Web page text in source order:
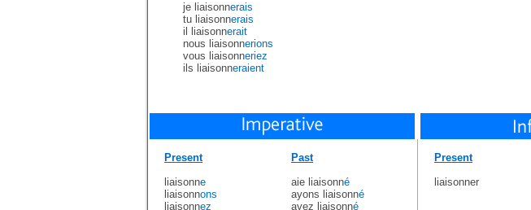
je liaisonnerais
tu liaisonnerais
il liaisonnerait
nous liaisonnerions
vous liaisonneriez
ils liaisonneraient
Present
liaisonne
liaisonnons
liaisonnez
Past
aie liaisonné
ayons liaisonné
ayez liaisonné
Present
liaisonner